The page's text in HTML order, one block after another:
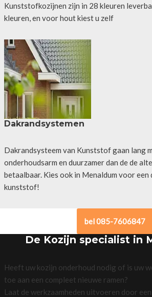
Kunststofkozijnen zijn in 28 kleuren
kleuren, en voor hout kiest u zelf
Dakrandsystemen
Dakrandsysteem van Kunststof gaan lang
onderhoudsarm en duurzamer dan de de
betaalbaar. Kies ook in Menaldum voor een
kunststof!
bel 085-7606847
De Kozijn specialist in
Heeft uw kozijn onderhoud nodig of is uw
toe aan een compleet nieuwe ramen?
Laat de werkzaamheden uitvoeren door een